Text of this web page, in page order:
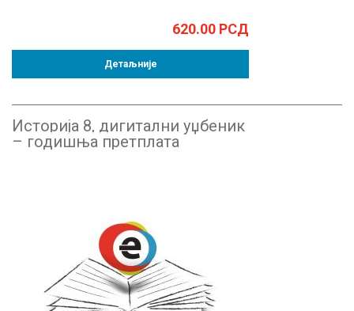
620.00 РСД
Детаљније
Историја 8, дигитални уџбеник
– годишња претплата